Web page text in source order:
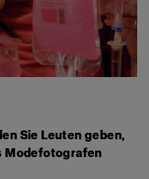
Sie Leuten geben,
Modefotografen